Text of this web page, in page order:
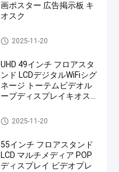
画ポスター 広告掲示板 キ
オスク
床置き型LCD広告ディスプレイ
2025-11-20
UHD 49インチ フロアスタ
ンド LCDデジタルWiFiシグ
ネージ トーテムビデオル
ープディスプレイキオス
床置き型LCD広告ディスプレイ
2025-11-20
55インチ フロアスタンド
LCD マルチメディア POP
ディスプレイ ビデオプレ